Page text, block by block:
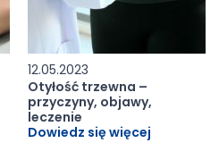
12.05.2023
Otyłość trzewna –
przyczyny, objawy,
leczenie
Dowiedz się więcej